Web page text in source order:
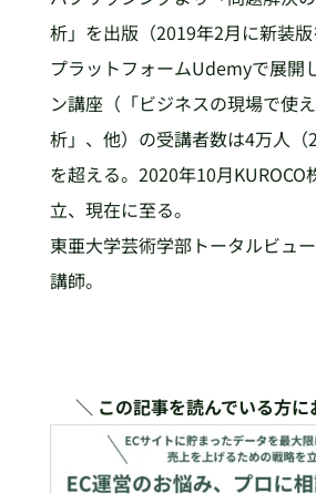
析」を出版（2019年2月に新装
プラットフォームUdemyで展開
ン講座（「ビジネスの現場で使
析」、他）の受講者数は4万人（
を超える。2020年10月KUROCO
立、現在に至る。
東亜大学芸術学部トータルビュ
講師。
＼ この記事を読んでいる方